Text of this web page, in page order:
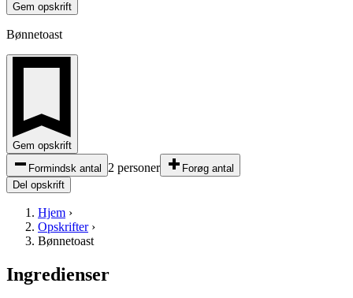
Gem opskrift
Bønnetoast
Gem opskrift
Formindsk antal
2 personer
Forøg antal
Del opskrift
Hjem ›
Opskrifter›
Bønnetoast
Ingredienser